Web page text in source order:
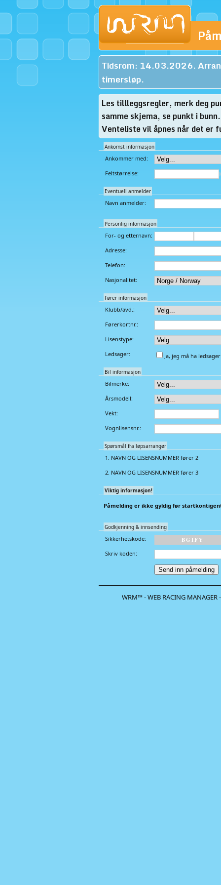
Tidsrom: 14.03.2026.
timersløp.
Les tillleggsregler, merk deg
samme skjema, se punkt i
Venteliste vil åpnes når det er
Ankomst informasjon
Ankommer med:
Feltstørrelse:
Eventuell anmelder
Navn anmelder:
Personlig informasjon
For- og etternavn:
Adresse:
Telefon:
Nasjonalitet:
Fører informasjon
Klubb/avd.:
Førerkortnr.:
Lisenstype:
Ledsager:
Ja, jeg må ha ledsager
Bil informasjon
Bilmerke:
Årsmodell:
Vekt:
Vognlisensnr.:
Spørsmål fra løpsarrangør
1. NAVN OG LISENSNUMMER fører 2
2. NAVN OG LISENSNUMMER fører 3
Viktig informasjon!
Påmelding er ikke gyldig før
Godkjenning & innsending
Sikkerhetskode: BG IF Y
Skriv koden:
WRM™ - WEB RACING MANAGER